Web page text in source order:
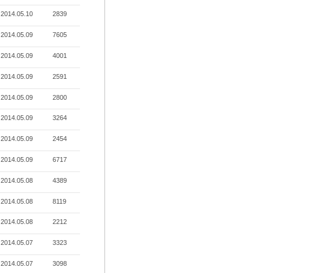
2014.05.10 2839
2014.05.09 7605
2014.05.09 4001
2014.05.09 2591
2014.05.09 2800
2014.05.09 3264
2014.05.09 2454
2014.05.09 6717
2014.05.08 4389
2014.05.08 8119
2014.05.08 2212
2014.05.07 3323
2014.05.07 3098